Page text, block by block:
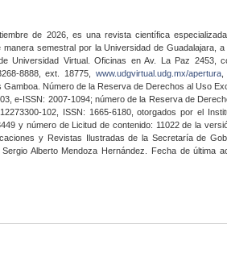
de 2026, es una revista científica
semestral por la Universidad de Guadalajara,
Universidad Virtual. Oficinas en Av. La Paz 2453,
8888, ext. 18775,www.udgvirtual.udg.mx/apertura
Gamboa. Número de la Reserva de Derechos al Uso
e-ISSN: 2007-1094; número de la Reserva de
102, ISSN: 1665-6180, otorgados por el
y número de Licitud de contenido: 11022 de la
y Revistas Ilustradas de la Secretaría de
Alberto Mendoza Hernández. Fecha de última